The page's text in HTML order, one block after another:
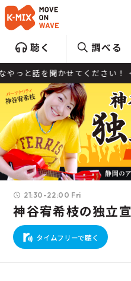
聴く 調べる
聞かせてください
21:30-22:00 Fri
神谷宥希枝の独立
タイムフリーで聴く